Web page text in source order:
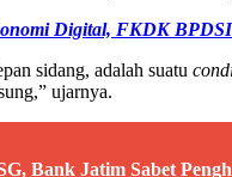
Digital, FKDK
sidang, adalah suatu
ujarnya.
Bank Jatim Sabet